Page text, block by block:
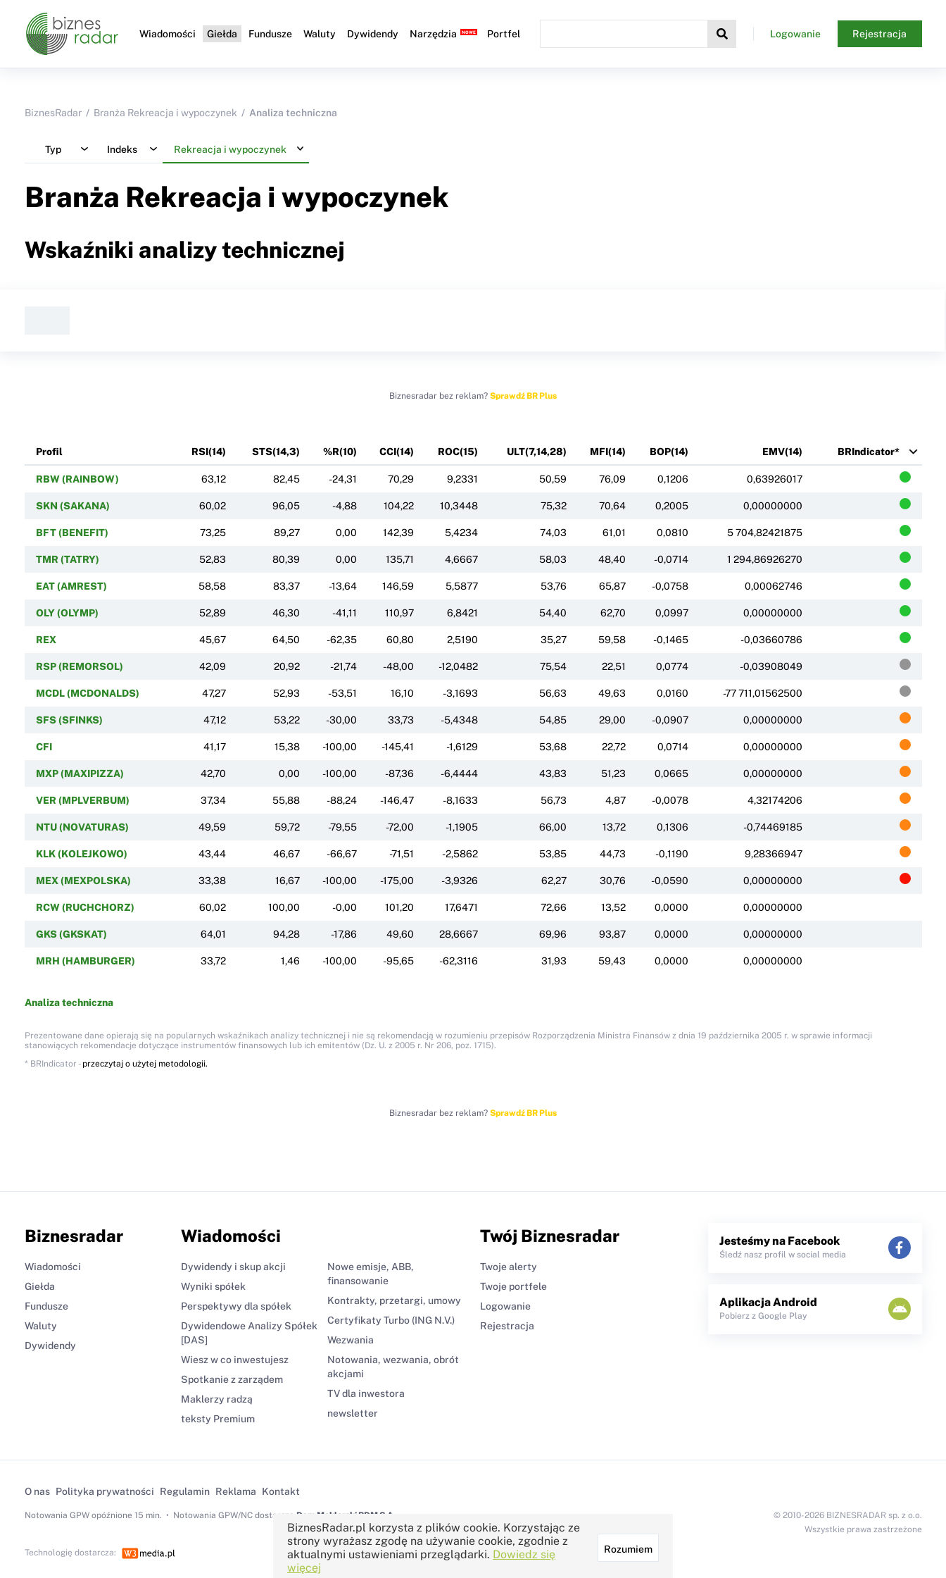
Wiadomości Giełda Fundusze Waluty Dywidendy Narzędzia Portfel Logowanie Rejestracja
BiznesRadar Branża Rekreacja i wypoczynek Analiza techniczna
Typ Indeks Rekreacja i wypoczynek
Branża Rekreacja i wypoczynek
Wskaźniki analizy technicznej
Biznesradar bez reklam? Sprawdź BR Plus
Profil RSI(14) STS(14,3) %R(10) CCI(14) ROC(15) ULT(7,14,28) MFI(14) BOP(14) EMV(14) BRIndicator*
RBW (RAINBOW) 63,12 82,45 -24,31 70,29 9,2331 50,59 76,09 0,1206 0,63926017
SKN (SAKANA) 60,02 96,05 -4,88 104,22 10,3448 75,32 70,64 0,2005 0,00000000
BFT (BENEFIT) 73,25 89,27 0,00 142,39 5,4234 74,03 61,01 0,0810 5 704,82421875
TMR (TATRY) 52,83 80,39 0,00 135,71 4,6667 58,03 48,40 -0,0714 1 294,86926270
EAT (AMREST) 58,58 83,37 -13,64 146,59 5,5877 53,76 65,87 -0,0758 0,00062746
OLY (OLYMP) 52,89 46,30 -41,11 110,97 6,8421 54,40 62,70 0,0997 0,00000000
REX 45,67 64,50 -62,35 60,80 2,5190 35,27 59,58 -0,1465 -0,03660786
RSP (REMORSOL) 42,09 20,92 -21,74 -48,00 -12,0482 75,54 22,51 0,0774 -0,03908049
MCDL (MCDONALDS) 47,27 52,93 -53,51 16,10 -3,1693 56,63 49,63 0,0160 -77 711,01562500
SFS (SFINKS) 47,12 53,22 -30,00 33,73 -5,4348 54,85 29,00 -0,0907 0,00000000
CFI 41,17 15,38 -100,00 -145,41 -1,6129 53,68 22,72 0,0714 0,00000000
MXP (MAXIPIZZA) 42,70 0,00 -100,00 -87,36 -6,4444 43,83 51,23 0,0665 0,00000000
VER (MPLVERBUM) 37,34 55,88 -88,24 -146,47 -8,1633 56,73 4,87 -0,0078 4,32174206
NTU (NOVATURAS) 49,59 59,72 -79,55 -72,00 -1,1905 66,00 13,72 0,1306 -0,74469185
KLK (KOLEJKOWO) 43,44 46,67 -66,67 -71,51 -2,5862 53,85 44,73 -0,1190 9,28366947
MEX (MEXPOLSKA) 33,38 16,67 -100,00 -175,00 -3,9326 62,27 30,76 -0,0590 0,00000000
RCW (RUCHCHORZ) 60,02 100,00 -0,00 101,20 17,6471 72,66 13,52 0,0000 0,00000000
GKS (GKSKAT) 64,01 94,28 -17,86 49,60 28,6667 69,96 93,87 0,0000 0,00000000
MRH (HAMBURGER) 33,72 1,46 -100,00 -95,65 -62,3116 31,93 59,43 0,0000 0,00000000
Analiza techniczna
Prezentowane dane opierają się na popularnych wskaźnikach analizy technicznej i nie są rekomendacją w rozumieniu przepisów Rozporządzenia Ministra Finansów z dnia 19 października 2005 r. w sprawie informacji
stanowiących rekomendacje dotyczące instrumentów finansowych lub ich emitentów (Dz. U. z 2005 r. Nr 206, poz. 1715).
* BRIndicator - przeczytaj o użytej metodologii.
Biznesradar bez reklam? Sprawdź BR Plus
Biznesradar
Wiadomości
Giełda
Fundusze
Waluty
Dywidendy
Wiadomości
Dywidendy i skup akcji
Wyniki spółek
Perspektywy dla spółek
Dywidendowe Analizy Spółek
[DAS]
Wiesz w co inwestujesz
Spotkanie z zarządem
Maklerzy radzą
teksty Premium
Nowe emisje, ABB,
finansowanie
Kontrakty, przetargi, umowy
Certyfikaty Turbo (ING N.V.)
Wezwania
Notowania, wezwania, obrót
akcjami
TV dla inwestora
newsletter
Twój Biznesradar
Twoje alerty
Twoje portfele
Logowanie
Rejestracja
Jesteśmy na Facebook
Śledź nasz profil w social media
Aplikacja Android
Pobierz z Google Play
O nas Polityka prywatności Regulamin Reklama Kontakt
Notowania GPWopóźnione 15 min. Notowania GPW/NC dostarcza Dom Maklerski BDM S.A.
© 2010-2026 BIZNESRADAR sp. z o.o.
Wszystkie prawa zastrzeżone
Technologię dostarcza:
BiznesRadar.pl korzysta z plików cookie. Korzystając ze
strony wyrażasz zgodę na używanie cookie, zgodnie z
aktualnymi ustawieniami przeglądarki. Dowiedz się
więcej
Rozumiem